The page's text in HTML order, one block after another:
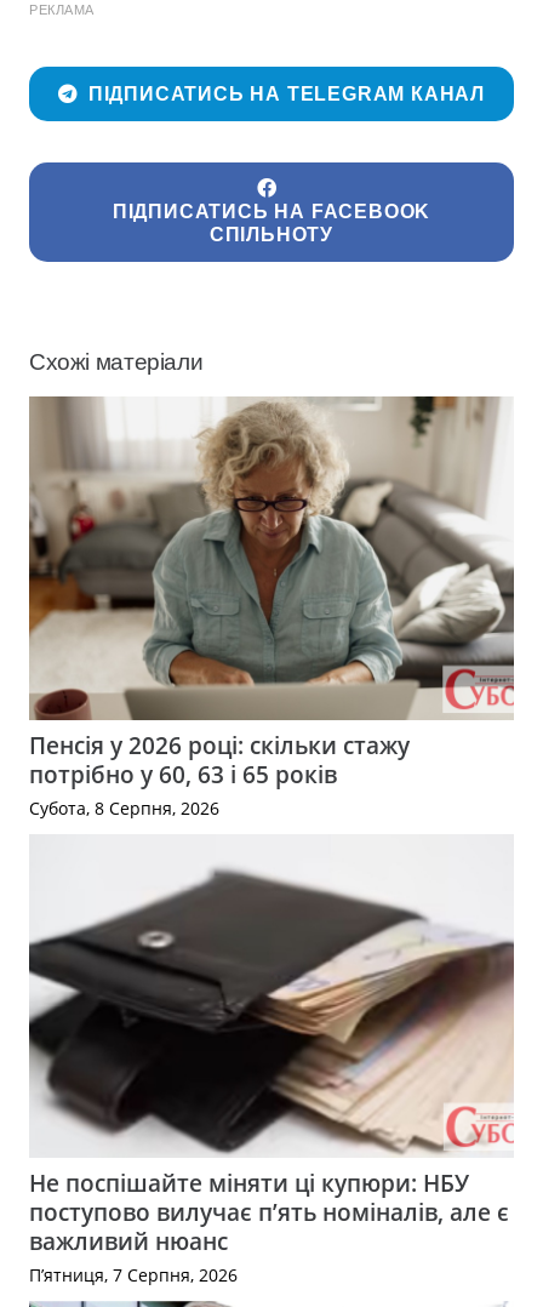
РЕКЛАМА
ПІДПИСАТИСЬ НА TELEGRAM КАНАЛ
ПІДПИСАТИСЬ НА FACEBOOK
СПІЛЬНОТУ
Схожі матеріали
Пенсія у 2026 році: скільки стажу
потрібно у 60, 63 і 65 років
Субота, 8 Серпня, 2026
Не поспішайте міняти ці купюри: НБУ
поступово вилучає п’ять номіналів, але є
важливий нюанс
П’ятниця, 7 Серпня, 2026